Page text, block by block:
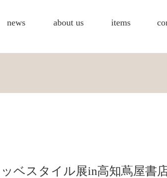
news about us items
ベスタイル展in高知蔦屋書